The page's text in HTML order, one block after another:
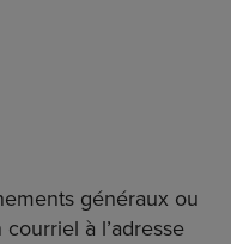
généraux ou
à l’adresse